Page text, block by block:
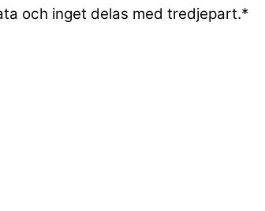
och inget delas med tredjepart.*